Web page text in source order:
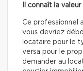
Il connaît la
Ce professionnel
vous devriez
locataire pour le
versa pour le
demander au